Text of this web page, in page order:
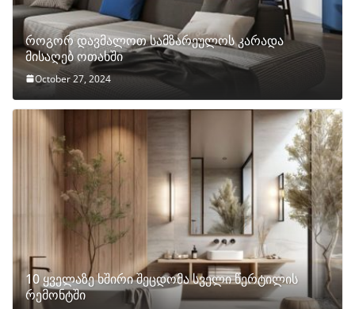
როგორ დავმალოთ სამზარეულოს კარადა
მისაღებ ოთახში
October 27, 2024
10 ყველაზე ხშირი შეცდომა სველი წერტილის
რემონტში